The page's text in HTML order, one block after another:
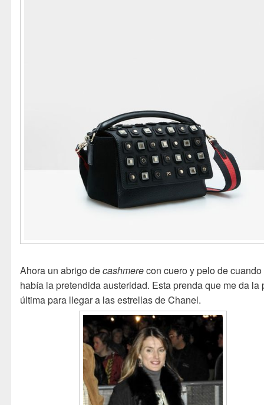
Ahora un abrigo decashmerecon cuero y pelo de
había la pretendida austeridad. Esta prenda que me da la
última para llegar a las estrellas de Chanel.